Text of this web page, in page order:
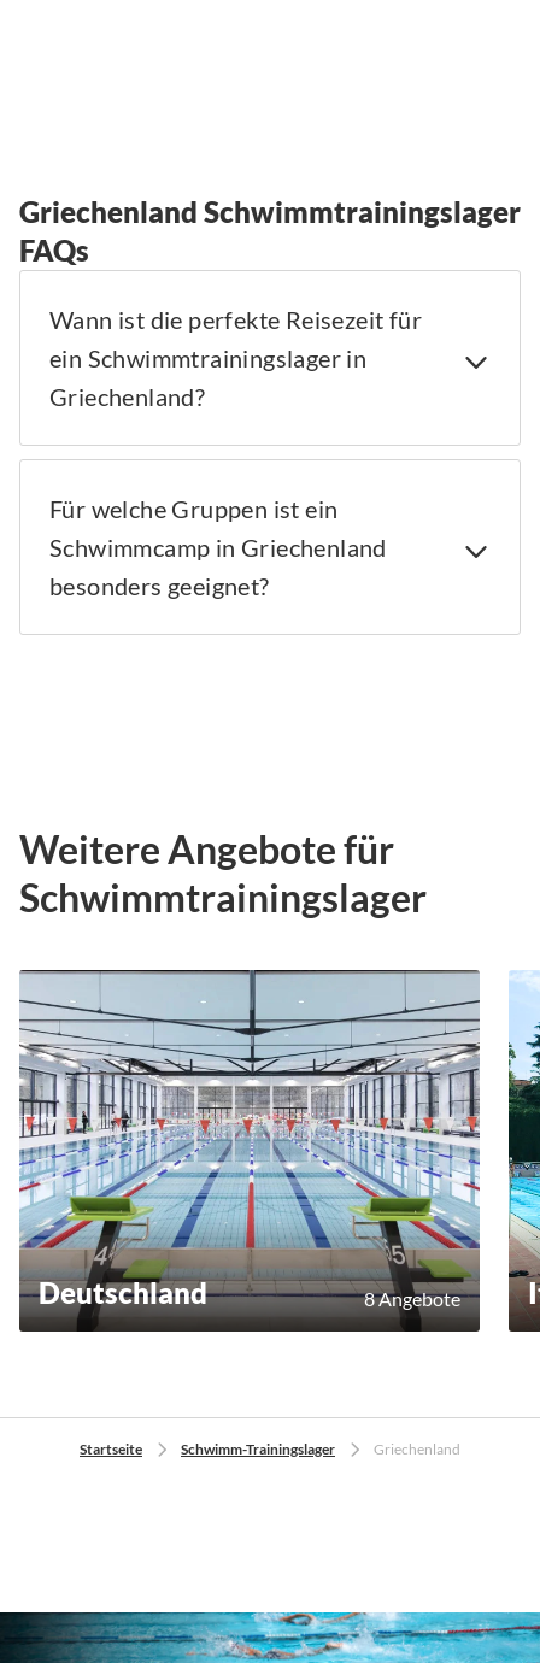
Griechenland Schwimmtrainingslager
FAQs
Wann ist die perfekte Reisezeit für
ein Schwimmtrainingslager in
Griechenland?
Für welche Gruppen ist ein
Schwimmcamp in Griechenland
besonders geeignet?
Weitere Angebote für
Schwimmtrainingslager
Deutschland 8 Angebote
Startseite Schwimm-Trainingslager Griechenland